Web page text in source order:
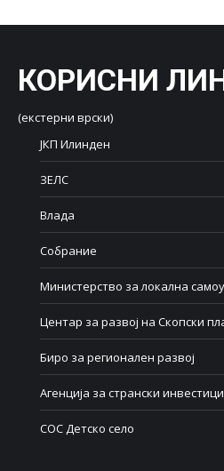
КОРИСНИ
(екстерни врски)
ЈКП Илинден
ЗЕЛС
Влада
Собрание
Министерство за локална
Центар за развој на Скопски
Биро за регионален развој
Агенција за странски
СОС Детско село